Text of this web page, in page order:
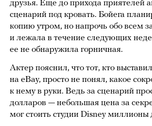
друзья. Еще до прихода приятелей
сценарий под кровать. Бойега
копию утром, но напрочь обо всем
и лежала в течение следующих
ее не обнаружила горничная.
Актер пояснил, что тот, кто
на eBay, просто не понял, какое
к нему в руки. Ведь за сценарий
долларов — небольшая цена за
мог стоить студии Disney миллионы